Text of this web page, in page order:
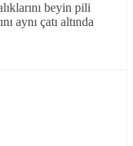
beyin pili
aynı çatı altında